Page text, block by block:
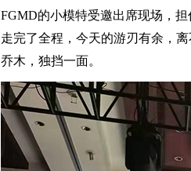
FGMD的小模特受邀出席现场，
走完了全程，今天的游刃有余，
乔木，独挡一面。